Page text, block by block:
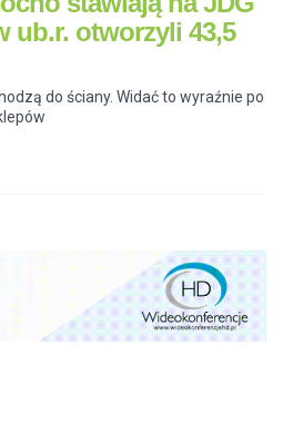
ub.r. otworzyli 43,5
do ściany. Widać to wyraźnie po